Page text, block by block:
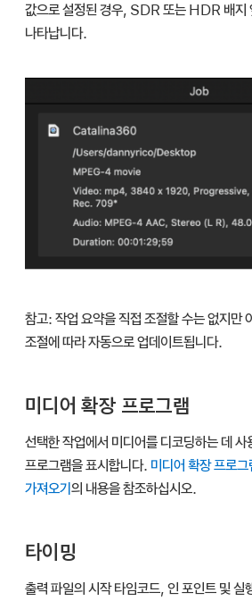
값으로 설정된 경우, SDR 또는 HDR 배지
나타납니다.
참고: 작업 요약을 직접 조절할 수는 없지만
조절에 따라 자동으로 업데이트됩니다.
미디어 확장 프로그램
선택한 작업에서 미디어를 디코딩하는 데 사
프로그램을 표시합니다. 미디어 확장 프로
가져오기 의 내용을 참조하십시오.
타이밍
출력 파일의 시작 타임코드, 인 포인트 및 실